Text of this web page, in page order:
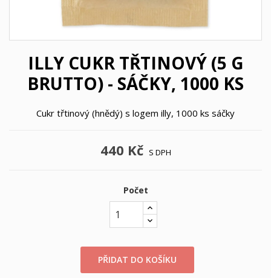
ILLY CUKR TŘTINOVÝ (5 G
BRUTTO) - SÁČKY, 1000 KS
Cukr třtinový (hnědý) s logem illy, 1000 ks sáčky
440 Kč S DPH
Počet
PŘIDAT DO KOŠÍKU